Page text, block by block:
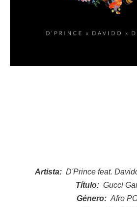
Artista: D'Prince feat.
Título: Gucci
Género: Afro